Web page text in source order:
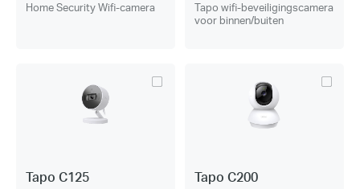
Home Security Wifi-camera
Tapo wifi-beveiligingscamera
voor binnen/buiten
Tapo C125 Tapo C200